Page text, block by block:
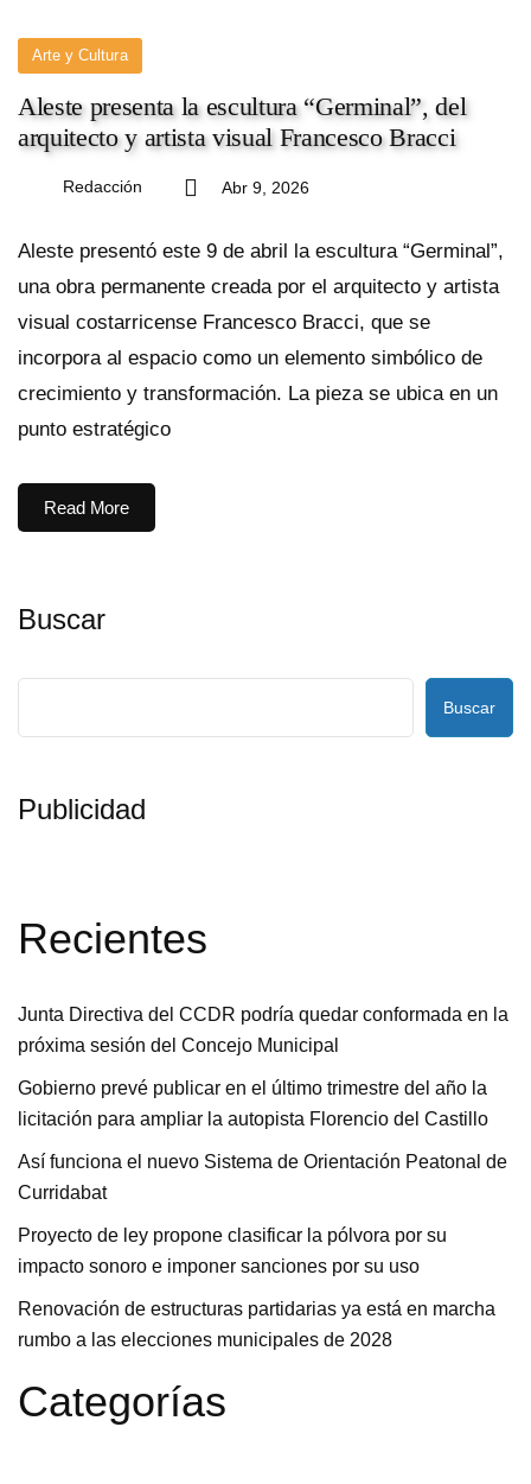
Arte y Cultura
Aleste presenta la escultura “Germinal”, del
arquitecto y artista visual Francesco Bracci
Redacción Abr 9, 2026
Aleste presentó este 9 de abril la escultura “Germinal”,
una obra permanente creada por el arquitecto y artista
visual costarricense Francesco Bracci, que se
incorpora al espacio como un elemento simbólico de
crecimiento y transformación. La pieza se ubica en un
punto estratégico
Read More
Buscar
Buscar
Publicidad
Recientes
Junta Directiva del CCDR podría quedar conformada en la
próxima sesión del Concejo Municipal
Gobierno prevé publicar en el último trimestre del año la
licitación para ampliar la autopista Florencio del Castillo
Así funciona el nuevo Sistema de Orientación Peatonal de
Curridabat
Proyecto de ley propone clasificar la pólvora por su
impacto sonoro e imponer sanciones por su uso
Renovación de estructuras partidarias ya está en marcha
rumbo a las elecciones municipales de 2028
Categorías